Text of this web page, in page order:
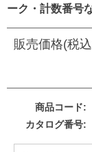
ーク・計数番号
販売価格(税
商品コード
カタログ番号